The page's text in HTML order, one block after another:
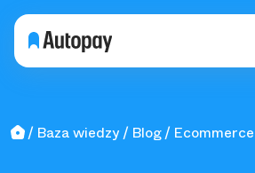
Baza wiedzy Blog Ecommerce